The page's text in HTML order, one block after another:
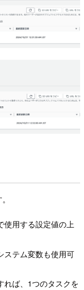
使用する設定値の上
ステム変数も使用可
れば、1つのタスクを